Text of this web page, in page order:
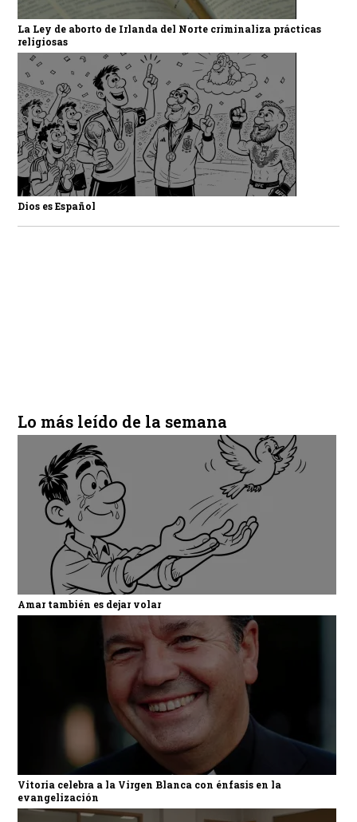
La Ley de aborto de Irlanda del Norte criminaliza prácticas
religiosas
Dios es Español
Lo más leído de la semana
Amar también es dejar volar
Vitoria celebra a la Virgen Blanca con énfasis en la
evangelización